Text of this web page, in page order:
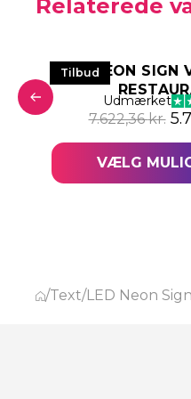
Relaterede
pris var: 6.595,59 kr..
aktuelle pris er:
Tilbud
LED NEON SIGN
Udmærket
7.622,36kr.
VÆLG
/Text/LED Neon